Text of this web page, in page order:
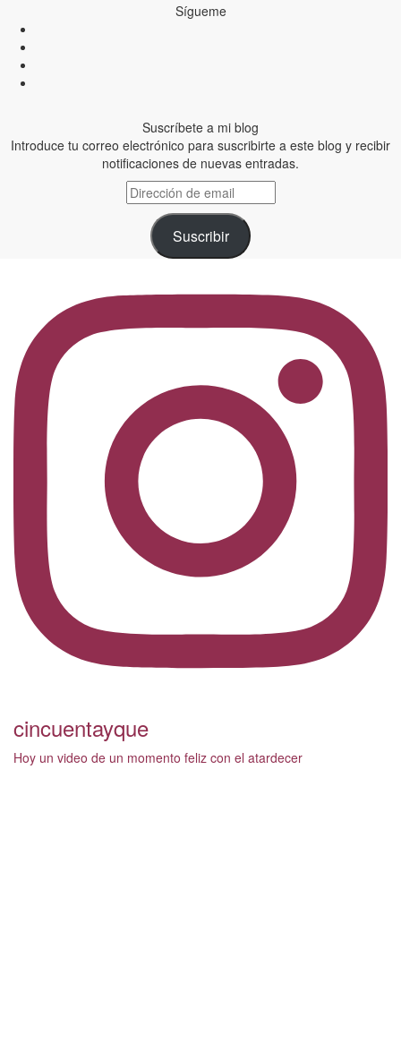
Sígueme
Suscríbete a mi blog
Introduce tu correo electrónico para suscribirte a este blog y recibir
notificaciones de nuevas entradas.
Dirección
de
email
Suscribir
cincuentayque
Hoy un video de un momento feliz con el atardecer